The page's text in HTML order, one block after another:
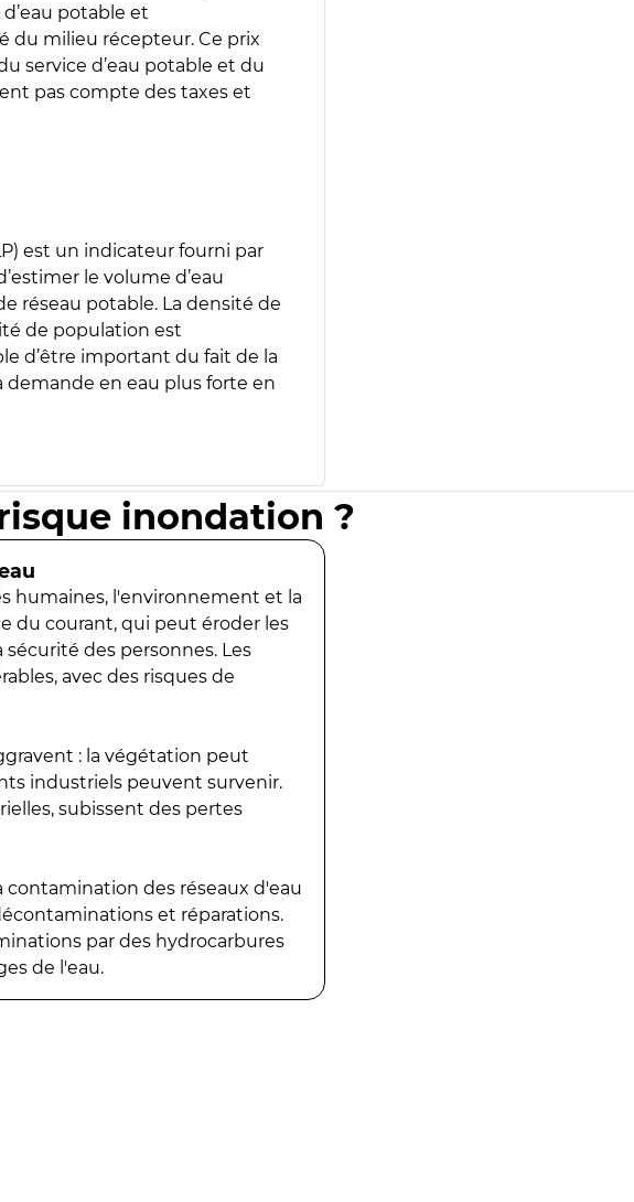
potable et
du milieu récepteur. Ce prix
service d’eau potable et du
pas compte des taxes et
est un indicateur fourni par
le volume d’eau
réseau potable. La densité de
de population est
d’être important du fait de la
en eau plus forte en
inondation ?
humaines, l'environnement et la
du courant, qui peut éroder les
des personnes. Les
avec des risques de
: la végétation peut
industriels peuvent survenir.
subissent des pertes
contamination des réseaux d'eau
et réparations.
par des hydrocarbures
de l'eau.